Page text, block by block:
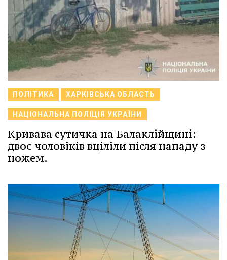
ПОЛІТИКА ХАРКІВСЬКА ОБЛАСТЬ
НАЦІОНАЛЬНА ПОЛІЦІЯ УКРАЇНИ
Кривава сутичка на Балаклійщині:
двоє чоловіків вціліли після нападу з
ножем.